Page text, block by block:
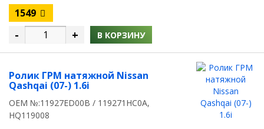
1549
- + В КОРЗИНУ
Ролик ГРМ натяжной Nissan
Qashqai (07-) 1.6i
OEM №:11927ED00B / 119271HC0A,
HQ119008